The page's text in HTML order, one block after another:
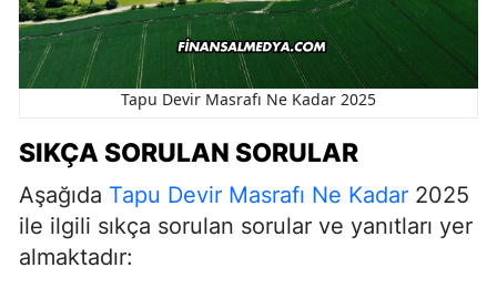
Tapu Devir Masrafı Ne Kadar 2025
SIKÇA SORULAN SORULAR
Aşağıda Tapu Devir Masrafı Ne Kadar 2025
ile ilgili sıkça sorulan sorular ve yanıtları yer
almaktadır: